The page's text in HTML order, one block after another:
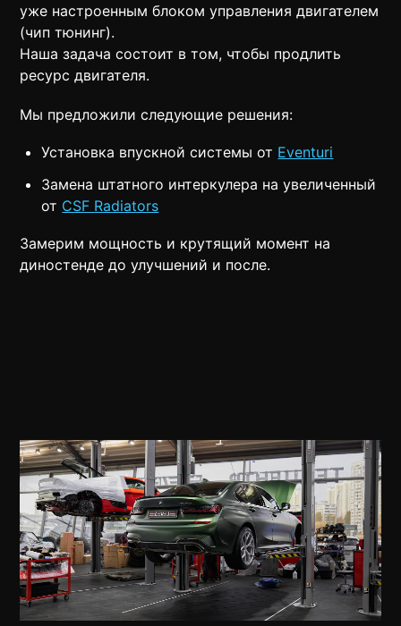
уже настроенным блоком управления двигателем
(чип тюнинг).
Наша задача состоит в том, чтобы продлить
ресурс двигателя.
Мы предложили следующие решения:
Установка впускной системы от Eventuri
Замена штатного интеркулера на увеличенный
от CSF Radiators
Замерим мощность и крутящий момент на
диностенде до улучшений и после.